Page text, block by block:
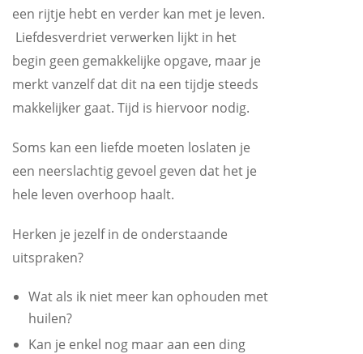
een rijtje hebt en verder kan met je leven.
Liefdesverdriet verwerken lijkt in het
begin geen gemakkelijke opgave, maar je
merkt vanzelf dat dit na een tijdje steeds
makkelijker gaat. Tijd is hiervoor nodig.
Soms kan een liefde moeten loslaten je
een neerslachtig gevoel geven dat het je
hele leven overhoop haalt.
Herken je jezelf in de onderstaande
uitspraken?
Wat als ik niet meer kan ophouden met
huilen?
Kan je enkel nog maar aan een ding